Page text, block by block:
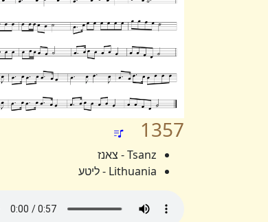
1357
Tsanz - צאנז
Lithuania - ליטע